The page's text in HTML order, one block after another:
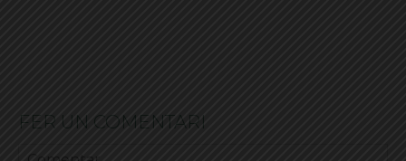
FER UN COMENTARI